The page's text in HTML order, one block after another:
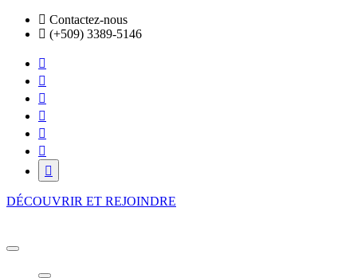
Skip
content
Contactez-nous
(+509) 3389-5146
DÉCOUVRIR ET REJOINDRE